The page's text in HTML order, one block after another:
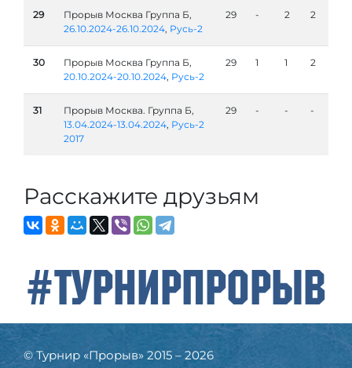
29
Прорыв Москва Группа Б,
26.10.2024-26.10.2024, Русь-2
29 - 2 2
30
Прорыв Москва Группа Б,
20.10.2024-20.10.2024, Русь-2
29 1 1 2
31
Прорыв Москва. Группа Б,
13.04.2024-13.04.2024, Русь-2
2017
29 - - -
Расскажите друзьям
#ТурнирПрорыв
© Турнир «Прорыв» 2015 – 2026